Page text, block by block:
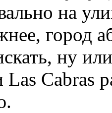
на
город
ну
Cabras